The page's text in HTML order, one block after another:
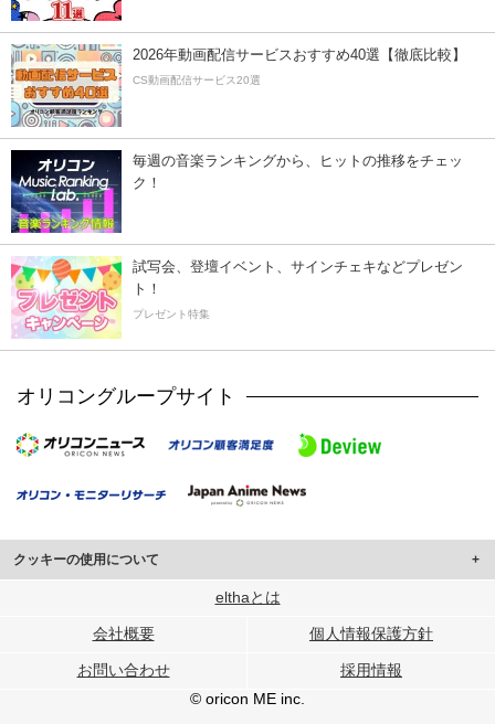
2026年動画配信サービスおすすめ40選【徹底比較】
CS動画配信サービス20選
毎週の音楽ランキングから、ヒットの推移をチェッ
ク！
試写会、登壇イベント、サインチェキなどプレゼン
ト！
プレゼント特集
オリコングループサイト
クッキーの使用について
このサイトでは Cookie を使用して、ユーザーに合わせたコンテンツや広告の
行っています。
メディアや広告配信、データ解析の各パートナーに提供しています。
各パートナーは、この情報とユーザーが各パートナーに提供した他の情報や、
ユーザーが各パートナーのサービスを使用したときに収集した他の情報を組み
elthaとは
会社概要 個人情報保護方針
お問い合わせ
採用情報
© oricon ME inc.